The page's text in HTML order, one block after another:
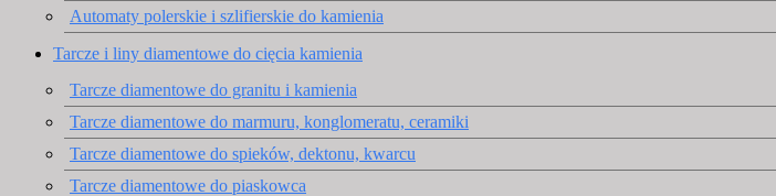
Automaty polerskie i szlifierskie do kamienia
Tarcze i liny diamentowe do cięcia kamienia
Tarcze diamentowe do granitu i kamienia
Tarcze diamentowe do marmuru, konglomeratu, ceramiki
Tarcze diamentowe do spieków, dektonu, kwarcu
Tarcze diamentowe do piaskowca